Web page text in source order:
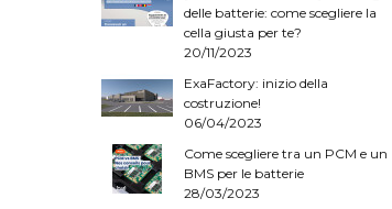
delle batterie: come scegliere la
cella giusta per te?
20/11/2023
ExaFactory: inizio della
costruzione!
06/04/2023
Come scegliere tra un PCM e un
BMS per le batterie
28/03/2023